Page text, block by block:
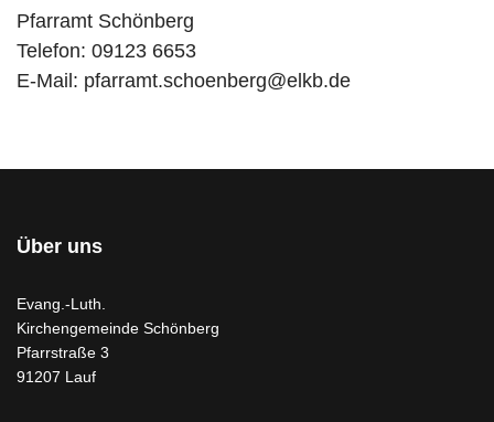
Pfarramt Schönberg
Telefon: 09123 6653
E-Mail: pfarramt.schoenberg@elkb.de
Über uns
Evang.-Luth.
Kirchengemeinde Schönberg
Pfarrstraße 3
91207 Lauf